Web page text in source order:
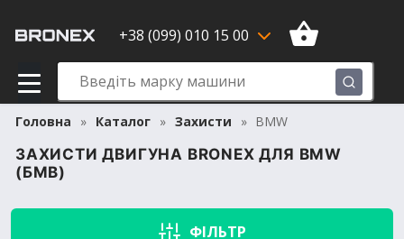
+38 (099) 010 15 00
Головна Каталог Захисти BMW
ЗАХИСТИ ДВИГУНА BRONEX ДЛЯ BMW
(БМВ)
ФІЛЬТР